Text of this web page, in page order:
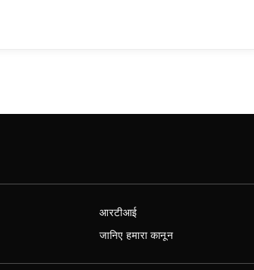
आरटीआई
जानिए हमारा कानून